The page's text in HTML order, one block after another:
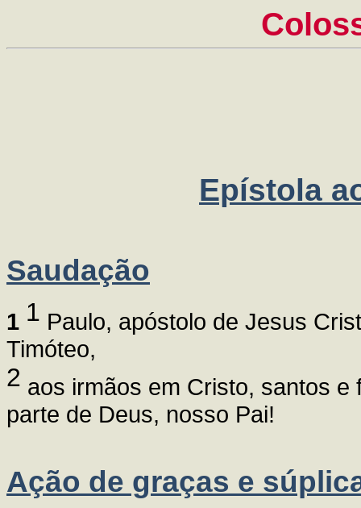
Epístola
Saudação
1 1 Paulo, apóstolo de Jesus
Timóteo,
2 aos irmãos em Cristo, santos
parte de Deus, nosso Pai!
Ação de graças e